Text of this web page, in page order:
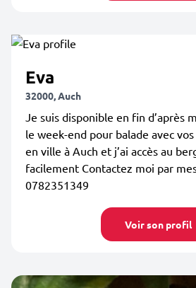
Eva
32000, Auch
Je suis disponible en fin d’après
le week-end pour balade avec
en ville à Auch et j’ai accès au
facilement Contactez moi par
0782351349
Voir son profil